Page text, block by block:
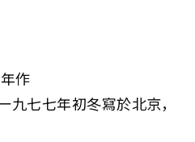
作
九七七年初冬寫於北京，